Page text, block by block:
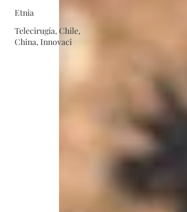
Etnia
Telecirugía, Chile,
China, Innovaci